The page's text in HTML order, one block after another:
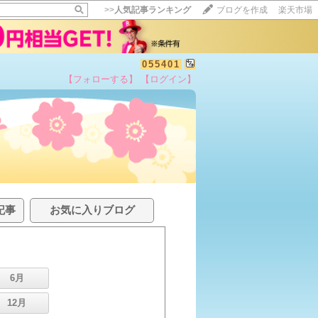
>>人気記事ランキング ブログを作成 楽天市場
055401
【フォローする】 【ログイン】
事 お気に入りブログ
6月
12月